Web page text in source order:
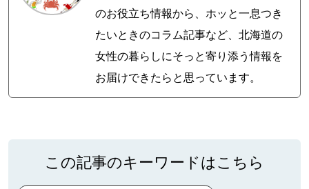
のお役立ち情報から、ホッと一息つき
たいときのコラム記事など、北海道の
女性の暮らしにそっと寄り添う情報を
お届けできたらと思っています。
この記事のキーワードはこちら